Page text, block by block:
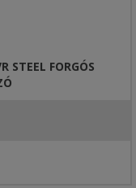
STEEL FORGÓS